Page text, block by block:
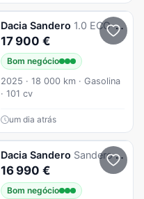
Dacia Sandero 1.0 ECO-G Extreme + Up&Go Bi-Fuel
17 900 €
Bom negócio
2025 · 18 000 km · Gasolina
· 101 cv
um dia atrás
Dacia Sandero Sandero 1.0 ECO-G Stepway Extreme + Up&Go Bi-Fuel
16 990 €
Bom negócio